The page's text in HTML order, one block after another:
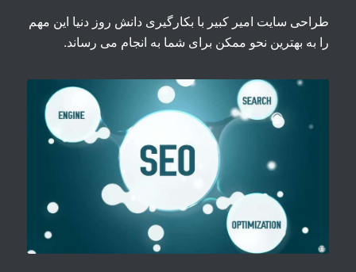
طراحی سایت امیر کبیر با بکارگیری دانش روز دنیا این مهم
را به بهترین نحو ممکن برای شما به انجام می رساند.